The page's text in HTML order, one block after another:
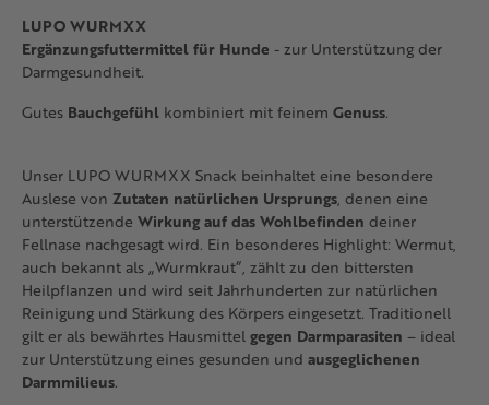
LUPO WURMXX
Ergänzungsfuttermittel für Hunde - zur Unterstützung der
Darmgesundheit.
Gutes Bauchgefühl kombiniert mit feinem Genuss.
Unser LUPO WURMXX Snack beinhaltet eine besondere
Auslese von Zutaten natürlichen Ursprungs , denen eine
unterstützende Wirkung auf das Wohlbefinden deiner
Fellnase nachgesagt wird. Ein besonderes Highlight: Wermut,
auch bekannt als „Wurmkraut“, zählt zu den bittersten
Heilpflanzen und wird seit Jahrhunderten zur natürlichen
Reinigung und Stärkung des Körpers eingesetzt. Traditionell
gilt er als bewährtes Hausmittel gegen Darmparasiten – ideal
zur Unterstützung eines gesunden und ausgeglichenen
Darmmilieus.